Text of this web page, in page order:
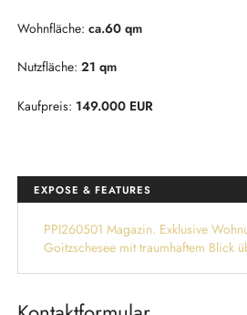
Wohnfläche: ca.60 qm
Nutzfläche: 21 qm
Kaufpreis: 149.000 EUR
EXPOSE & FEATURES
PPI260501 Magazin. Exklusive
Goitzschesee mit traumhaftem Blick